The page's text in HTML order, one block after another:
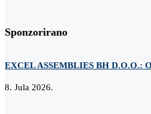
Sponzorirano
EXCEL ASSEMBLIES BH D.O.O.:
8. Jula 2026.